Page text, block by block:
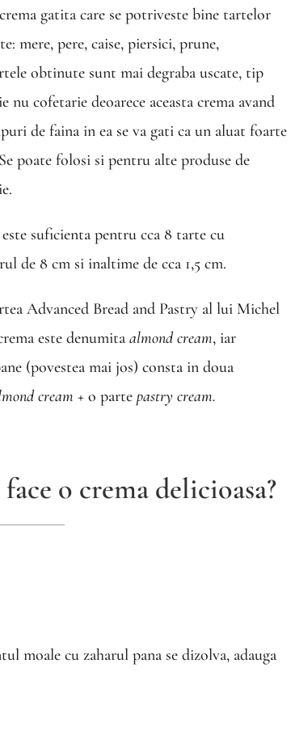
gatita care se potriveste bine tartelor
mere, pere, caise, piersici, prune,
obtinute sunt mai degraba uscate, tip
nu cofetarie deoarece aceasta crema avand
de faina in ea se va gati ca un aluat foarte
poate folosi si pentru alte produse de
suficienta pentru cca 8 tarte cu
de 8 cm si inaltime de cca 1,5 cm.
Advanced Bread and Pastry al lui Michel
este denumitaalmond cream, iar
(povestea mai jos) consta in doua
cream + o partepastry cream.
o crema delicioasa?
moale cu zaharul pana se dizolva, adauga